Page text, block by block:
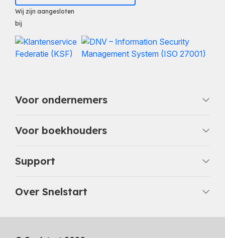
Wij zijn aangesloten
bij
Voor ondernemers
Voor boekhouders
Support
Over Snelstart